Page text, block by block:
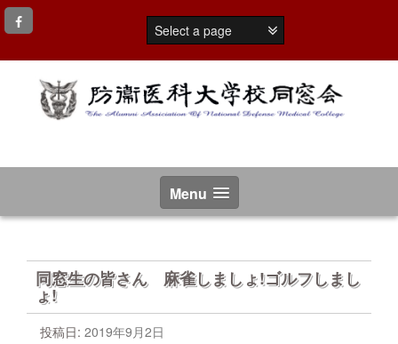
コ
ン
ン
プ
Menu
同窓生の皆さん 麻雀しましょ!ゴルフしまし
ょ!
投稿日: 2019年9月2日